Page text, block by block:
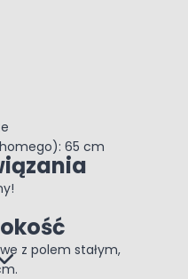
65 cm
z polem stałym,